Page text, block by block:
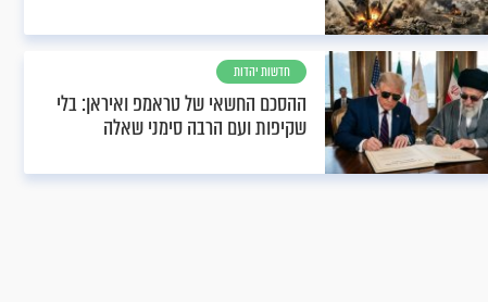
חדשות יהדות
ההסכם החשאי של טראמפ ואיראן: בלי
שקיפות ועם הרבה סימני שאלה